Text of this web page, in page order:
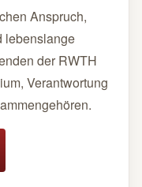
Anspruch,
lebenslange
der RWTH
Verantwortung